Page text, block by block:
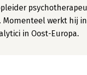
Momenteel werkt hij in
in Oost-Europa.